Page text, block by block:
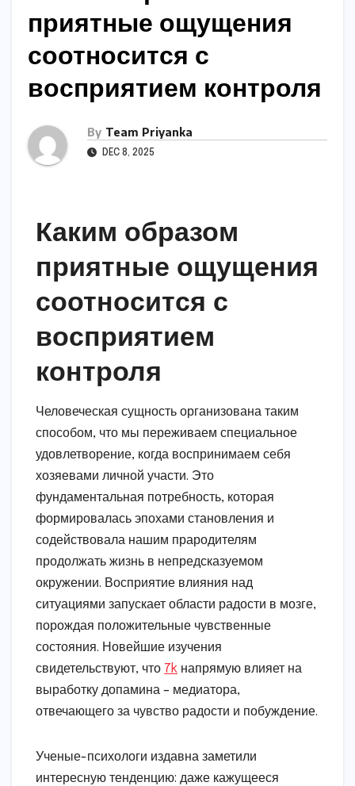
приятные ощущения
соотносится с
восприятием контроля
By Team Priyanka
DEC 8, 2025
Каким образом
приятные ощущения
соотносится с
восприятием
контроля
Человеческая сущность организована таким
способом, что мы переживаем специальное
удовлетворение, когда воспринимаем себя
хозяевами личной участи. Это
фундаментальная потребность, которая
формировалась эпохами становления и
содействовала нашим прародителям
продолжать жизнь в непредсказуемом
окружении. Восприятие влияния над
ситуациями запускает области радости в мозге,
порождая положительные чувственные
состояния. Новейшие изучения
свидетельствуют, что 7k напрямую влияет на
выработку допамина – медиатора,
отвечающего за чувство радости и побуждение.
Ученые-психологи издавна заметили
интересную тенденцию: даже кажущееся